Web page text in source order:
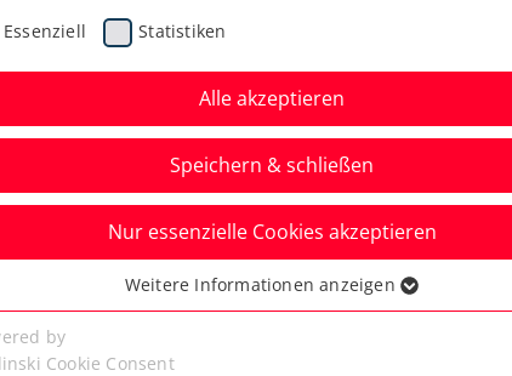
Rangliste
Essenziell Statistiken
Alle akzeptieren
Speichern & schließen
Nur essenzielle Cookies akzeptieren
Cookies werden für grundlegende Funktionen der
benötigt. Dadurch ist gewährleistet, dass die Webseite
Weitere Informationen anzeigen
by
Cookie Consent